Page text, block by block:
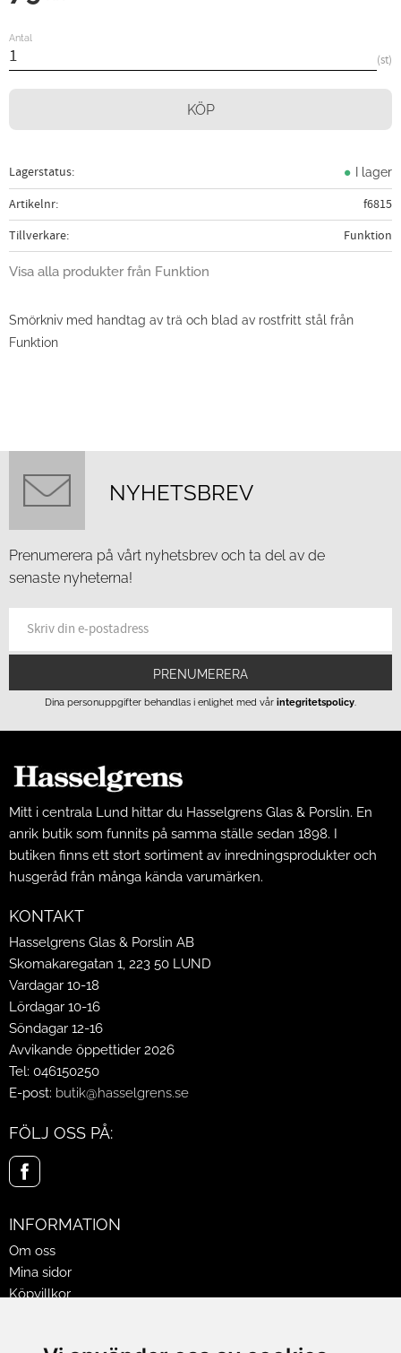
Antal
st
KÖP
Lagerstatus I lager
Artikelnr
f6815
Tillverkare
Funktion
Visa alla produkter från Funktion
Smörkniv med handtag av trä och blad av rostfritt stål från
Funktion
NYHETSBREV
Prenumerera på vårt nyhetsbrev och ta del av de
senaste nyheterna!
PRENUMERERA
Dina personuppgifter behandlas i enlighet med vår integritetspolicy.
Mitt i centrala Lund hittar du Hasselgrens Glas & Porslin. En
anrik butik som funnits på samma ställe sedan 1898. I
butiken finns ett stort sortiment av inredningsprodukter och
husgeråd från många kända varumärken.
KONTAKT
Hasselgrens Glas & Porslin AB
Skomakaregatan 1, 223 50 LUND
Vardagar 10-18
Lördagar 10-16
Söndagar 12-16
Avvikande öppettider 2026
Tel: 046150250
E-post: butik@hasselgrens.se
FÖLJ OSS PÅ:
INFORMATION
Om oss
Mina sidor
Köpvillkor